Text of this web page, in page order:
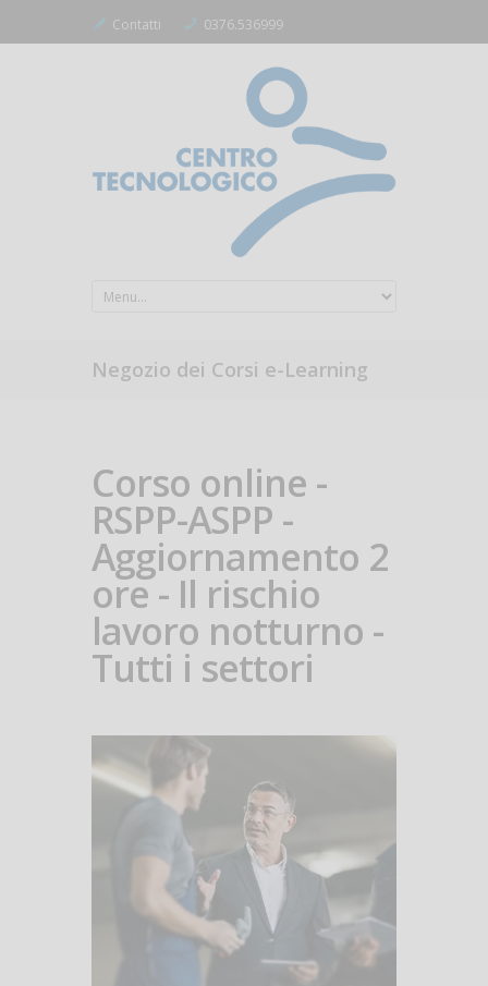
Contatti 0376.536999
Negozio dei Corsi e-Learning
Corso online -
RSPP-ASPP -
Aggiornamento 2
ore - Il rischio
lavoro notturno -
Tutti i settori